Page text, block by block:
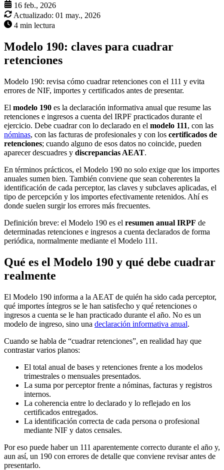
16 feb., 2026
Actualizado: 01 may., 2026
4 min lectura
Modelo 190: claves para cuadrar
retenciones
Modelo 190: revisa cómo cuadrar retenciones con el 111 y evita
errores de NIF, importes y certificados antes de presentar.
El modelo 190 es la declaración informativa anual que resume las
retenciones e ingresos a cuenta del IRPF practicados durante el
ejercicio. Debe cuadrar con lo declarado en el modelo 111, con las
nóminas, con las facturas de profesionales y con los certificados de
retenciones; cuando alguno de esos datos no coincide, pueden
aparecer descuadres y discrepancias AEAT.
En términos prácticos, el Modelo 190 no solo exige que los importes
anuales sumen bien. También conviene que sean coherentes la
identificación de cada perceptor, las claves y subclaves aplicadas, el
tipo de percepción y los importes efectivamente retenidos. Ahí es
donde suelen surgir los errores más frecuentes.
Definición breve: el Modelo 190 es el resumen anual IRPF de
determinadas retenciones e ingresos a cuenta declarados de forma
periódica, normalmente mediante el Modelo 111.
Qué es el Modelo 190 y qué debe cuadrar
realmente
El Modelo 190 informa a la AEAT de quién ha sido cada perceptor,
qué importes íntegros se le han satisfecho y qué retenciones o
ingresos a cuenta se le han practicado durante el año. No es un
modelo de ingreso, sino una declaración informativa anual.
Cuando se habla de “cuadrar retenciones”, en realidad hay que
contrastar varios planos:
El total anual de bases y retenciones frente a los modelos
trimestrales o mensuales presentados.
La suma por perceptor frente a nóminas, facturas y registros
internos.
La coherencia entre lo declarado y lo reflejado en los
certificados entregados.
La identificación correcta de cada persona o profesional
mediante NIF y datos censales.
Por eso puede haber un 111 aparentemente correcto durante el año y,
aun así, un 190 con errores de detalle que conviene revisar antes de
presentarlo.